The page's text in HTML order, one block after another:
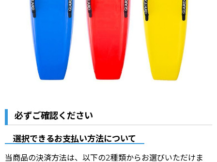
必ずご確認ください
選択できるお支払い方法について
当商品の決済方法は、以下の2種類からお選びいただけま